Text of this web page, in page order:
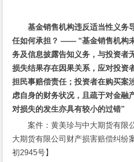
基金销售机构违反适当性义务
任如何承担？ —— “基金销售机构
务及信息披露告知义务，与投资者
损失结果存在因果关系，应对投资
担民事赔偿责任；投资者在购买案
虑自身的财务状况，且疏于对金融
对损失的发生亦具有较小的过错”
案件：黄美珍与中大期货有限
大期货有限公司财产损害赔偿纠纷
初2945号】